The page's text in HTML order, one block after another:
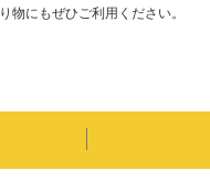
にもぜひご利用ください。